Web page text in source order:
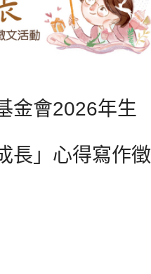
金會2026年生
長」心得寫作徵